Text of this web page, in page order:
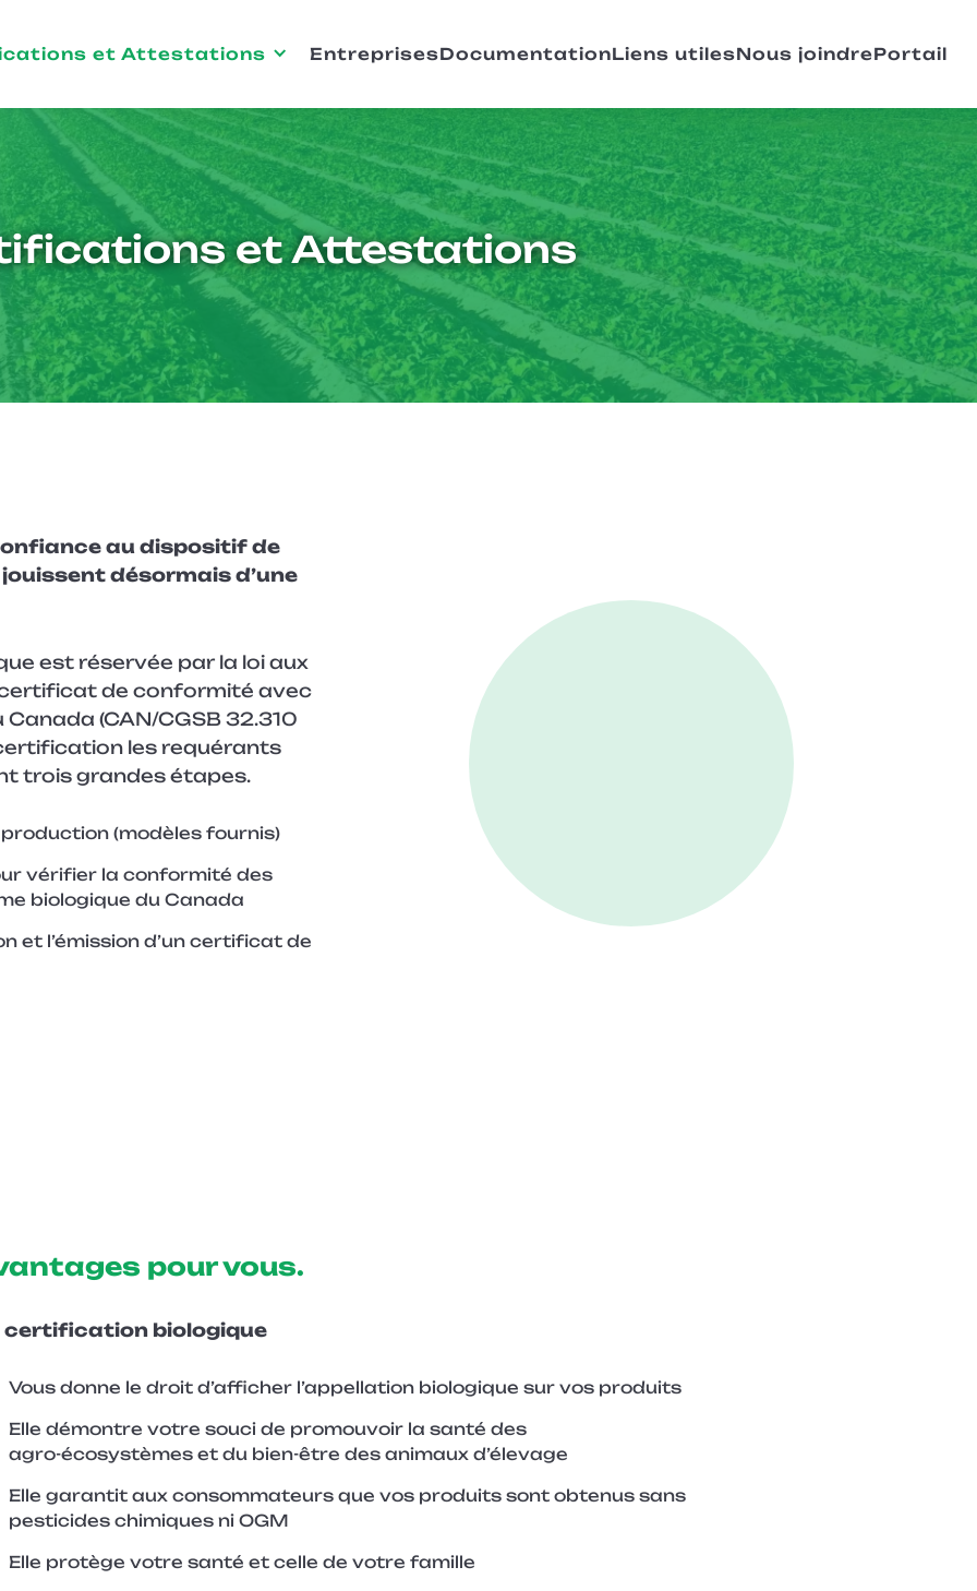
et Attestations EntreprisesDocumentationLiens utilesNous joindrePortail
et Attestations
au dispositif de
désormais d’une
est réservée par la loi aux
de conformité avec
(CAN/CGSB 32.310
les requérants
trois grandes étapes.
(modèles fournis)
vérifier la conformité des
biologique du Canada
et l’émission d’un certificat de
pour vous.
certification biologique
Vous donne le droit d’afficher l’appellation biologique sur vos produits
Elle démontre votre souci de promouvoir la santé des
agro-écosystèmes et du bien-être des animaux d’élevage
Elle garantit aux consommateurs que vos produits sont obtenus sans
pesticides chimiques ni OGM
Elle protège votre santé et celle de votre famille